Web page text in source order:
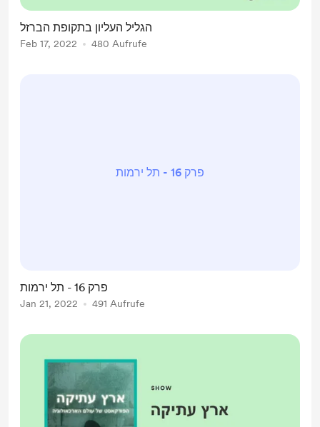
הגליל העליון בתקופת הברזל
Feb 17, 2022 480 Aufrufe
פרק 16 - תל ירמות
פרק 16 - תל ירמות
Jan 21, 2022 491 Aufrufe